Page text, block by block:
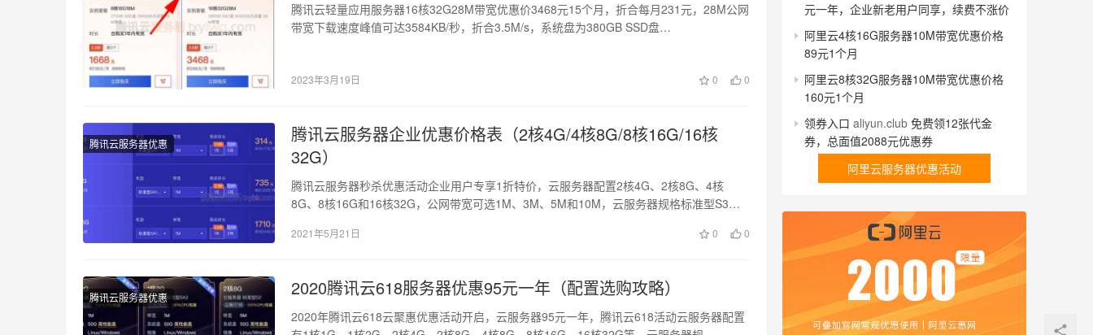
腾讯云轻量应用服务器16核32G28M带宽优惠价3468元15个月，折合每月231元，28M公网
带宽下载速度峰值可达3584KB/秒，折合3.5M/s，系统盘为380GB SSD盘…
2023年3月19日 0 0
腾讯云服务器优惠
腾讯云服务器企业优惠价格表（2核4G/4核8G/8核16G/16核
32G）
腾讯云服务器秒杀优惠活动企业用户专享1折特价，云服务器配置2核4G、2核8G、4核
8G、8核16G和16核32G，公网带宽可选1M、3M、5M和10M，云服务器规格标准型S3、
2021年5月21日 0 0
腾讯云服务器优惠 2020腾讯云618服务器优惠95元一年（配置选购攻略）
2020年腾讯云618云聚惠优惠活动开启，云服务器95元一年，腾讯云618活动云服务器配置
元一年，企业新老用户同享，续费不涨价
阿里云4核16G服务器10M带宽优惠价格
89元1个月
阿里云8核32G服务器10M带宽优惠价格
160元1个月
领券入口 aliyun.club 免费领12张代金
券，总面值2088元优惠券
阿里云服务器优惠活动